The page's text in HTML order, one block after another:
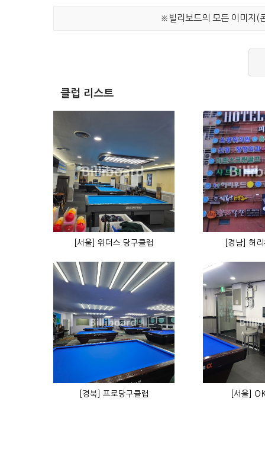
※빌리보드의 모든 이미지(
클럽 리스트
[서울] 위더스 당구클럽 [경남] 허
[경북] 프로당구클럽 [서울]